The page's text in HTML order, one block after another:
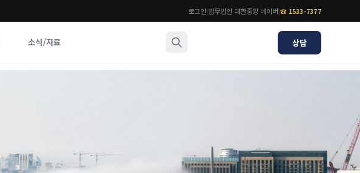
로그인|법무법인 대한중앙 네이버|☎ 1533-7377
소식/자료 상담
법률 블로그
법률서식